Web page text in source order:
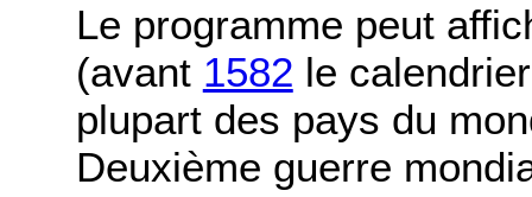
Le programme peut
(avant 1582 le
plupart des pays du
Deuxième guerre